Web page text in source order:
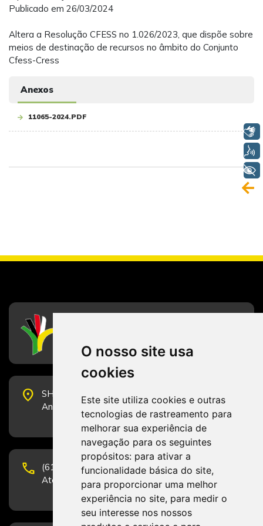
O nosso site usa
cookies
Este site utiliza cookies e outras
tecnologias de rastreamento para
melhorar sua experiência de
navegação para os seguintes
propósitos: para ativar a
funcionalidade básica do site,
para proporcionar uma melhor
experiência no site, para medir o
seu interesse nos nossos
Publicado em 26/03/2024
Altera a Resolução CFESS no 1.026/2023, que dispõe sobre
meios de destinação de recursos no âmbito do Conjunto
Cfess-Cress
Anexos
11065-2024.PDF
place
SHS Quadra 6, Bloco E, Complexo Brasil 21, 20º
Andar, Sala 2001 - CEP 70322-915 - Brasília/DF
phone
(61) 3223-1652 e (61) 98131-3801.
Atendimento por telefone em horário comercial
Libras
+ Acessibilidade